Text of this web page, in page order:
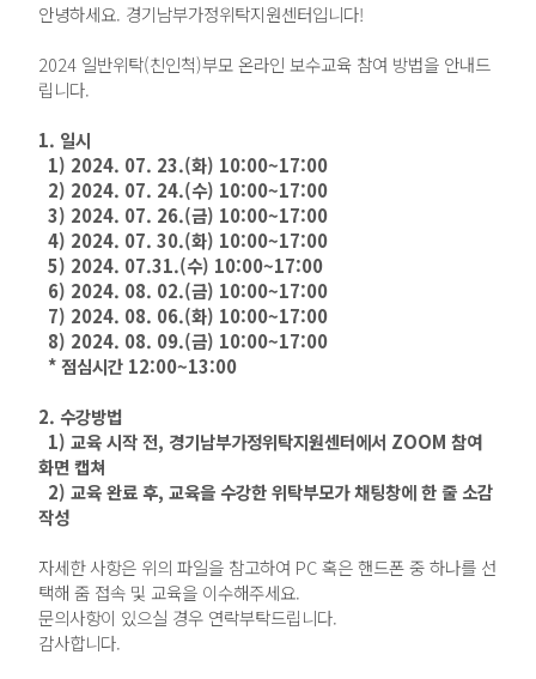
안녕하세요. 경기남부가정위탁지원센터입니다!
2024 일반위탁(친인척)부모 온라인 보수교육 참여 방법을 안내드
립니다.
1. 일시
1) 2024. 07. 23.(화) 10:00~17:00
2) 2024. 07. 24.(수) 10:00~17:00
3) 2024. 07. 26.(금) 10:00~17:00
4) 2024. 07. 30.(화) 10:00~17:00
5) 2024. 07.31.(수) 10:00~17:00
6) 2024. 08. 02.(금) 10:00~17:00
7) 2024. 08. 06.(화) 10:00~17:00
8) 2024. 08. 09.(금) 10:00~17:00
* 점심시간 12:00~13:00
2. 수강방법
1) 교육 시작 전, 경기남부가정위탁지원센터에서 ZOOM 참여
화면 캡쳐
2) 교육 완료 후, 교육을 수강한 위탁부모가 채팅창에 한 줄 소감
작성
자세한 사항은 위의 파일을 참고하여 PC 혹은 핸드폰 중 하나를 선
택해 줌 접속 및 교육을 이수해주세요.
문의사항이 있으실 경우 연락부탁드립니다.
감사합니다.